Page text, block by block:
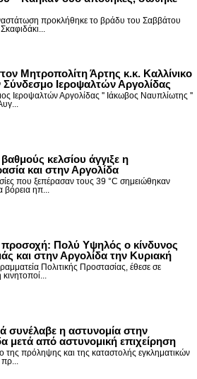
προκλήθηκε το βράδυ του Σαββάτου
Μητροπολίτη Άρτης κ.κ. Καλλίνικο
Ιεροψαλτών Αργολίδας
Ιεροψαλτών Αργολίδας '' Ιάκωβος Ναυπλίωτης ''
κελσίου άγγιξε η
και στην Αργολίδα
που ξεπέρασαν τους 39 °C σημειώθηκαν
βόρεια ηπ...
Πολύ Υψηλός ο κίνδυνος
και στην Αργολίδα την Κυριακή
Πολιτικής Προστασίας, έθεσε σε
συνέλαβε η αστυνομία στην
μετά από αστυνομική επιχείρηση
της πρόληψης και της καταστολής εγκληματικών
πρ...